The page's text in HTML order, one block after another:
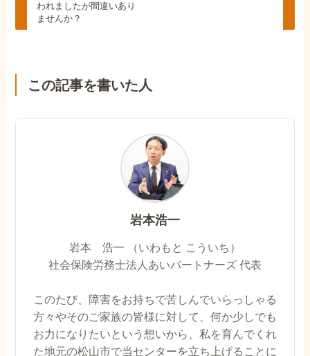
われましたが間違いあり
ませんか？
この記事を書いた人
岩本浩一
岩本 浩一 （いわもと こういち）
社会保険労務士法人あいパートナーズ 代表
このたび、障害をお持ちで苦しんでいらっしゃる
方々やそのご家族の皆様に対して、何か少しでも
お力になりたいという想いから、私を育んでくれ
た地元の松山市で当センターを立ち上げることに